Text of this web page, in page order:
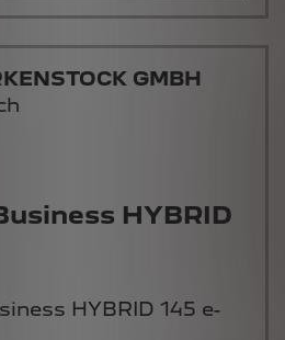
HYBRID
GMBH